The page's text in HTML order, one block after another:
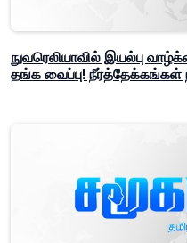
நுவரெலியாவில் இயல்பு
தங்க வைப்பு! நீர்த்தேக்கங்கள்